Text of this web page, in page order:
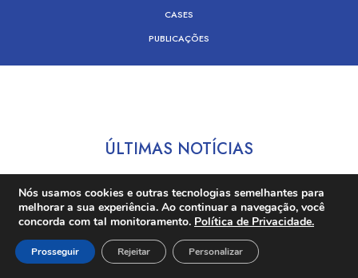
CASES
PUBLICAÇÕES
ÚLTIMAS NOTÍCIAS
Nós usamos cookies e outras tecnologias semelhantes para
melhorar a sua experiência. Ao continuar a navegação, você
concorda com tal monitoramento. Política de Privacidade.
Prosseguir Rejeitar Personalizar